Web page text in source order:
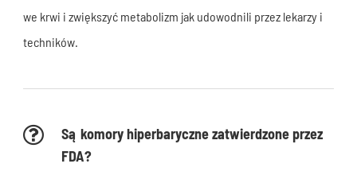
we krwi i zwiększyć metabolizm jak udowodnili przez lekarzy i
techników.
Są komory hiperbaryczne zatwierdzone przez
FDA?